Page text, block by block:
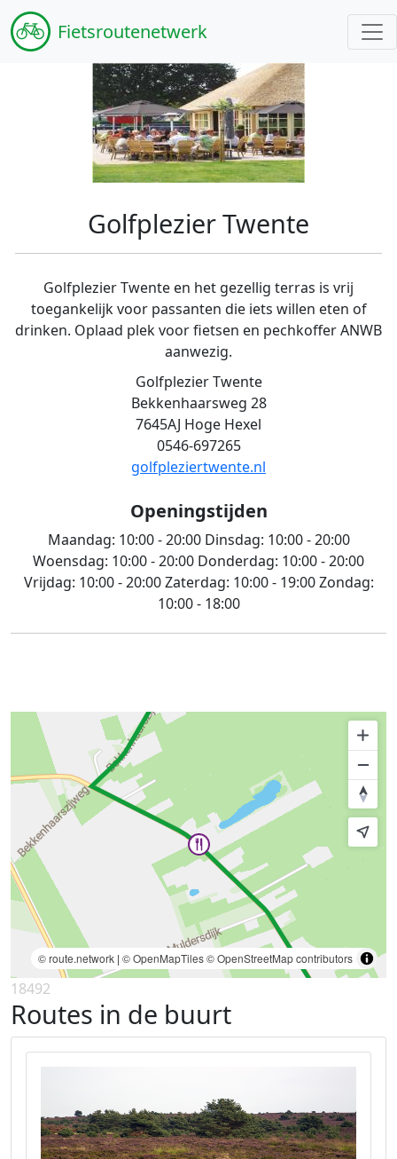
Fietsroutenetwerk
Golfplezier Twente
Golfplezier Twente en het gezellig terras is vrij
toegankelijk voor passanten die iets willen eten of
drinken. Oplaad plek voor fietsen en pechkoffer ANWB
aanwezig.
Golfplezier Twente
Bekkenhaarsweg 28
7645AJ Hoge Hexel
0546-697265
golfpleziertwente.nl
Openingstijden
Maandag: 10:00 - 20:00Dinsdag: 10:00 - 20:00
Woensdag: 10:00 - 20:00 Donderdag: 10:00 - 20:00
Vrijdag: 10:00 - 20:00Zaterdag: 10:00 - 19:00Zondag:
10:00 - 18:00
© route.network | © OpenMapTiles© OpenStreetMap contributors
18492
Routes in de buurt